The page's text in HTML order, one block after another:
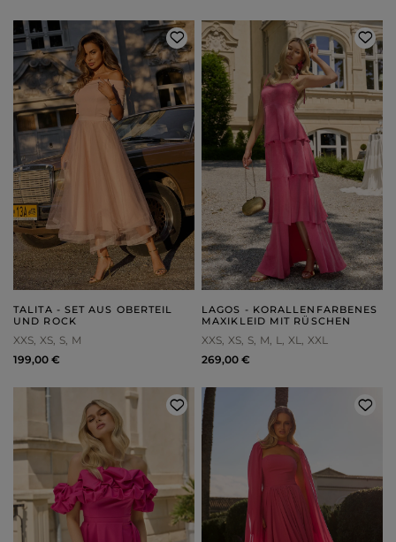
TALITA - SET AUS OBERTEIL
UND ROCK
XXS XS S M
199,00 €
LAGOS - KORALLENFARBENES
MAXIKLEID MIT RÜSCHEN
XXS XS S M L XL XXL
269,00 €